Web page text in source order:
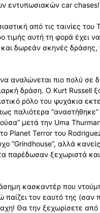
εντυπωσιακών car chases!
από τις ταινίες
τιμής αυτή τη φορά έχει
δωρεάν σκηνές δράσης,
αναλώνεται πιο πολύ σε
δράση. Ο Kurt Russell
ρόλο του ψυχάκια
παλιότερα
μετά την Uma
Planet Terror του
“Grindhouse”, αλλά
παρέδωσαν ξεχωριστά
κασκαντέρ που
τον εαυτό της (σαν
Θα την ξεχωρίσετε